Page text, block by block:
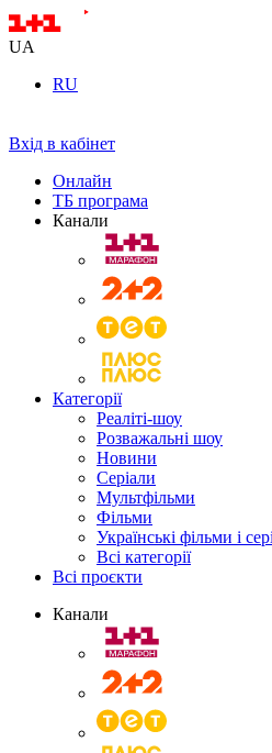
UA
RU
Вхід в кабінет
Онлайн
ТБ програма
Канали
Категорії
Реаліті-шоу
Розважальні шоу
Новини
Серіали
Мультфільми
Фільми
Українські фільми і
Всі категорії
Всі проєкти
Канали